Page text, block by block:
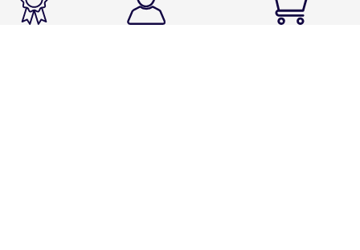
Sport Fashion